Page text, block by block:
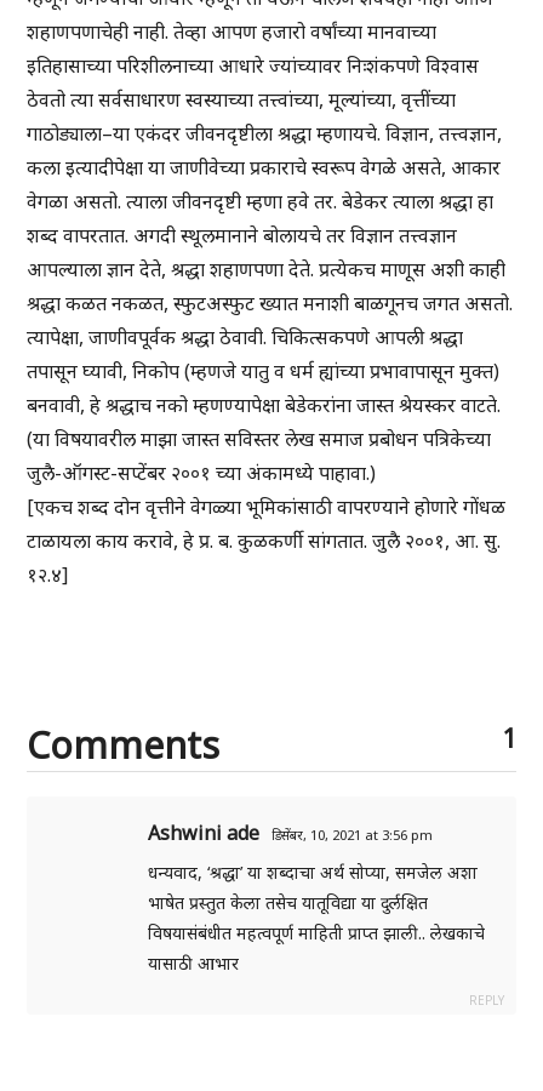
शहाणपणाचेही नाही. तेव्हा आपण हजारो वर्षांच्या मानवाच्या
इतिहासाच्या परिशीलनाच्या आधारे ज्यांच्यावर निःशंकपणे विश्वास
ठेवतो त्या सर्वसाधारण स्वस्याच्या तत्त्वांच्या, मूल्यांच्या, वृत्तींच्या
गाठोड्याला–या एकंदर जीवनदृष्टीला श्रद्धा म्हणायचे. विज्ञान, तत्त्वज्ञान,
कला इत्यादीपेक्षा या जाणीवेच्या प्रकाराचे स्वरूप वेगळे असते, आकार
वेगळा असतो. त्याला जीवनदृष्टी म्हणा हवे तर. बेडेकर त्याला श्रद्धा हा
शब्द वापरतात. अगदी स्थूलमानाने बोलायचे तर विज्ञान तत्त्वज्ञान
आपल्याला ज्ञान देते, श्रद्धा शहाणपणा देते. प्रत्येकच माणूस अशी काही
श्रद्धा कळत नकळत, स्फुटअस्फुट ख्यात मनाशी बाळगूनच जगत असतो.
त्यापेक्षा, जाणीवपूर्वक श्रद्धा ठेवावी. चिकित्सकपणे आपली श्रद्धा
तपासून घ्यावी, निकोप (म्हणजे यातु व धर्म ह्यांच्या प्रभावापासून मुक्त)
बनवावी, हे श्रद्धाच नको म्हणण्यापेक्षा बेडेकरांना जास्त श्रेयस्कर वाटते.
(या विषयावरील माझा जास्त सविस्तर लेख समाज प्रबोधन पत्रिकेच्या
जुलै-ऑगस्ट-सप्टेंबर २००१ च्या अंकामध्ये पाहावा.)
[एकच शब्द दोन वृत्तीने वेगळ्या भूमिकांसाठी वापरण्याने होणारे गोंधळ
टाळायला काय करावे, हे प्र. ब. कुळकर्णी सांगतात. जुलै २००१, आ. सु.
१२.४]
Comments 1
Ashwini ade डिसेंबर, 10, 2021 at 3:56 pm
धन्यवाद, ‘श्रद्धा’ या शब्दाचा अर्थ सोप्या, समजेल अशा
भाषेत प्रस्तुत केला तसेच यातूविद्या या दुर्लक्षित
विषयासंबंधीत महत्वपूर्ण माहिती प्राप्त झाली.. लेखकाचे
यासाठी आभार
REPLY